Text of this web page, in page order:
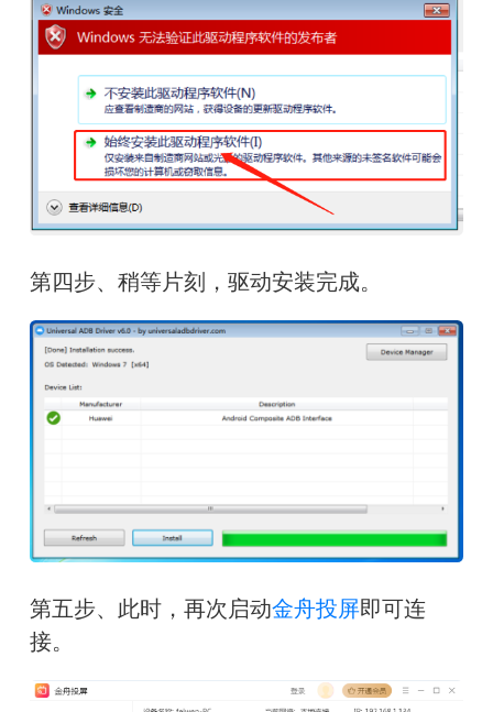
第四步、稍等片刻，驱动安装完成。
第五步、此时，再次启动金舟投屏即可连
接。